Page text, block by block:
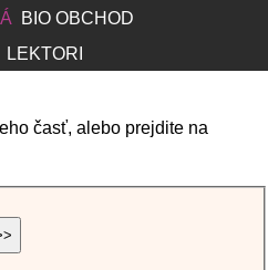
BIO OBCHOD
LEKTORI
časť, alebo prejdite na